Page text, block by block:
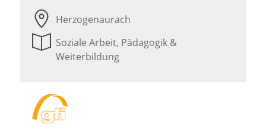
Herzogenaurach
Soziale Arbeit, Pädagogik &
Weiterbildung